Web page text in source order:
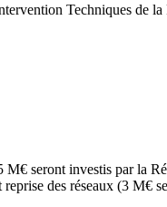
Techniques de la
M€ seront investis par la
des réseaux (3 M€